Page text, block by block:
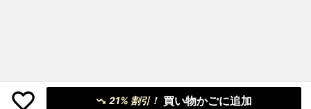
21% 割引！ 買い物かごに追加